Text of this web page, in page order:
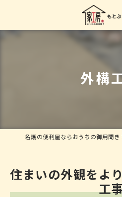
外構
住まいの外観をよ
工